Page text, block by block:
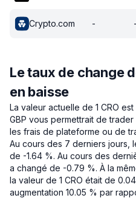
Crypto.com - -
Le taux de change
en baisse
La valeur actuelle de 1 CRO est
GBP vous permettrait de
les frais de plateforme ou de
Au cours des 7 derniers jours,
de -1.64 %. Au cours des
a changé de -0.79 %. À la
la valeur de 1 CRO était de
augmentation 10.05 % par